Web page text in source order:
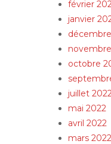
février
janvier
octobre
juillet
mai 2022
avril 2022
mars 2022